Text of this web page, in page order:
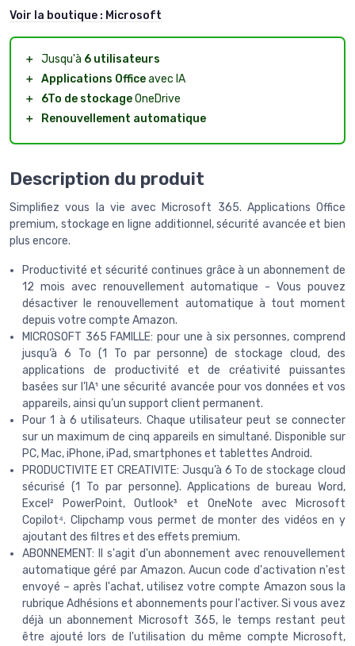
Voir la boutique : Microsoft
＋ Jusqu'à 6 utilisateurs
＋ Applications Officeavec IA
＋
6To de stockageOneDrive
＋
Renouvellement automatique
Description du produit
Simplifiez vous la vie avec Microsoft 365. Applications Office
premium, stockage en ligne additionnel, sécurité avancée et bien
plus encore.
Productivité et sécurité continues grâce à un abonnement de
12 mois avec renouvellement automatique - Vous pouvez
désactiver le renouvellement automatique à tout moment
depuis votre compte Amazon.
MICROSOFT 365 FAMILLE: pour une à six personnes, comprend
jusqu’à 6 To (1 To par personne) de stockage cloud, des
applications de productivité et de créativité puissantes
basées sur l’IA¹ une sécurité avancée pour vos données et vos
appareils, ainsi qu’un support client permanent.
Pour 1 à 6 utilisateurs. Chaque utilisateur peut se connecter
sur un maximum de cinq appareils en simultané. Disponible sur
PC, Mac, iPhone, iPad, smartphones et tablettes Android.
PRODUCTIVITE ET CREATIVITE: Jusqu’à 6 To de stockage cloud
sécurisé (1 To par personne). Applications de bureau Word,
Excel² PowerPoint, Outlook³ et OneNote avec Microsoft
Copilot⁴. Clipchamp vous permet de monter des vidéos en y
ajoutant des filtres et des effets premium.
ABONNEMENT: Il s'agit d'un abonnement avec renouvellement
automatique géré par Amazon. Aucun code d'activation n'est
envoyé – après l'achat, utilisez votre compte Amazon sous la
rubrique Adhésions et abonnements pour l'activer. Si vous avez
déjà un abonnement Microsoft 365, le temps restant peut
être ajouté lors de l'utilisation du même compte Microsoft,